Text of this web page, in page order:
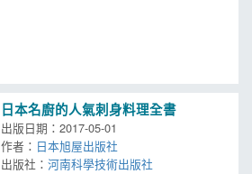
日本名廚的人氣刺身料理全書
出版日期：2017-05-01
作者： 日本旭屋出版社
出版社：河南科學技術出版社